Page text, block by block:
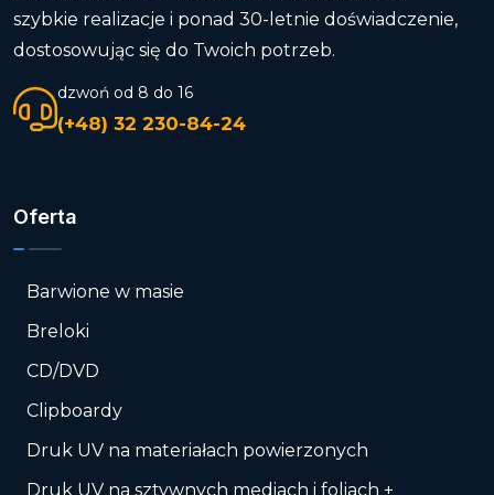
szybkie realizacje i ponad 30-letnie doświadczenie,
dostosowując się do Twoich potrzeb.
dzwoń od 8 do 16
(+48) 32 230-84-24
Oferta
Barwione w masie
Breloki
CD/DVD
Clipboardy
Druk UV na materiałach powierzonych
Druk UV na sztywnych mediach i foliach +